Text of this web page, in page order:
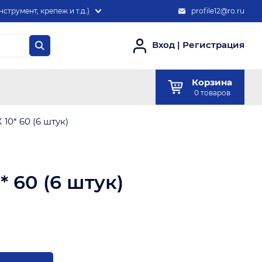
крепеж и т.д.) profile12@ro.ru
Вход | Регистрация
Корзина
0 товаров
60 (6 штук)
60 (6 штук)